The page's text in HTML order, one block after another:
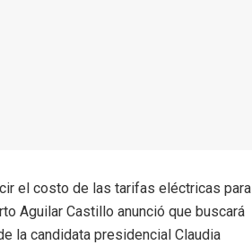
el costo de las tarifas eléctricas para
Aguilar Castillo anunció que buscará
la candidata presidencial Claudia